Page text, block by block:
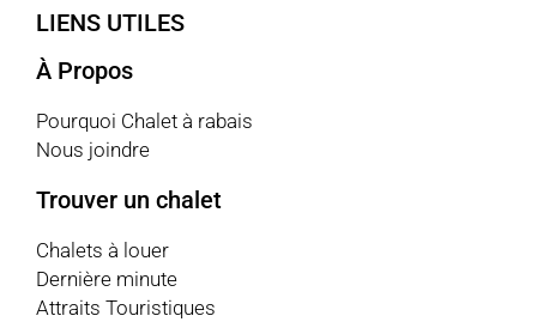
LIENS UTILES
À Propos
Pourquoi Chalet à rabais
Nous joindre
Trouver un chalet
Chalets à louer
Dernière minute
Attraits Touristiques